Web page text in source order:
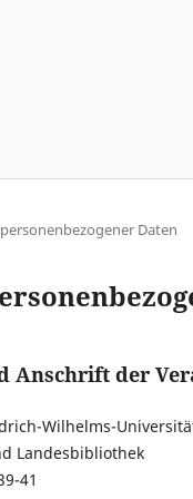
Daten
Anschrift der
Wilhelms-
Landesbibliothek
41